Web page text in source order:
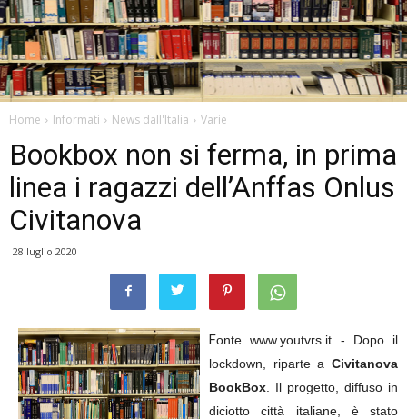
Home Informati News dall'Italia Varie
Bookbox non si ferma, in prima
linea i ragazzi dell’Anffas Onlus
Civitanova
28 luglio 2020
Fonte www.youtvrs.it - Dopo il
lockdown, riparte a Civitanova
BookBox . Il progetto, diffuso in
diciotto città italiane, è stato